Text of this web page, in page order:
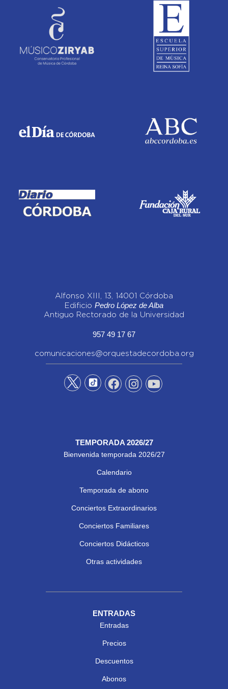
Alfonso XIII, 13, 14001 Córdoba
Edificio Pedro López de Alba
Antiguo Rectorado de la Universidad
957 49 17 67
comunicaciones@orquestadecordoba.org
TEMPORADA 2026/27
Bienvenida temporada 2026/27
Calendario
Temporada de abono
Conciertos Extraordinarios
Conciertos Familiares
Conciertos Didácticos
Otras actividades
ENTRADAS
Entradas
Precios
Descuentos
Abonos